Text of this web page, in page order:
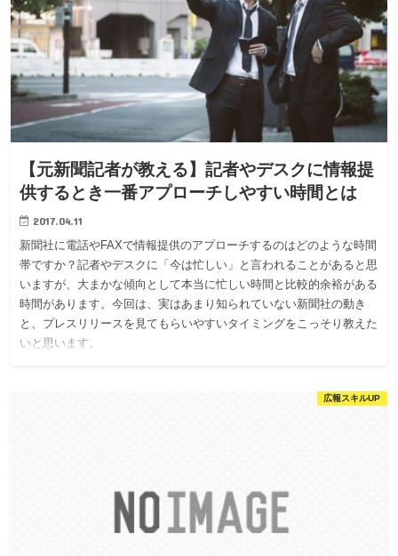
【元新聞記者が教える】記者やデスクに情報提
供するとき一番アプローチしやすい時間とは
2017.04.11
新聞社に電話やFAXで情報提供のアプローチするのはどのような時間
帯ですか？記者やデスクに「今は忙しい」と言われることがあると思
いますが、大まかな傾向として本当に忙しい時間と比較的余裕がある
時間があります。今回は、実はあまり知られていない新聞社の動き
と、プレスリリースを見てもらいやすいタイミングをこっそり教えた
いと思います。
広報スキルUP